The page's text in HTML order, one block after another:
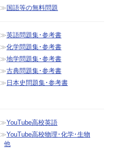
国語等の無料問題
英語問題集･参考書
化学問題集･参考書
地学問題集･参考書
古典問題集･参考書
日本史問題集･参考書
YouTube高校英語
YouTube高校物理･化学･生物
他